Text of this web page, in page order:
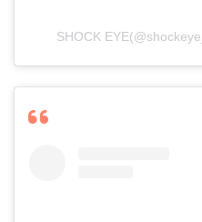
SHOCK